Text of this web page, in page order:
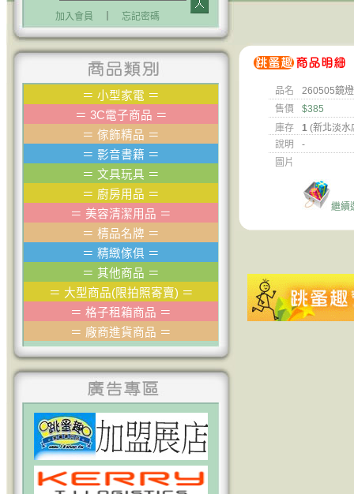
加入會員 忘記密碼
＝ 小型家電 ＝
＝ 3C電子商品 ＝
＝ 傢飾精品 ＝
＝ 影音書籍 ＝
＝ 文具玩具 ＝
＝ 廚房用品 ＝
＝ 美容清潔用品 ＝
＝ 棈品名牌 ＝
＝ 精緻傢俱 ＝
＝ 其他商品 ＝
＝ 大型商品(限拍照寄賣) ＝
＝ 格子租箱商品 ＝
＝ 廠商進貨商品 ＝
品名
260505鏡
售價
$385
庫存
1 (新北淡水
說明
-
圖片
繼續